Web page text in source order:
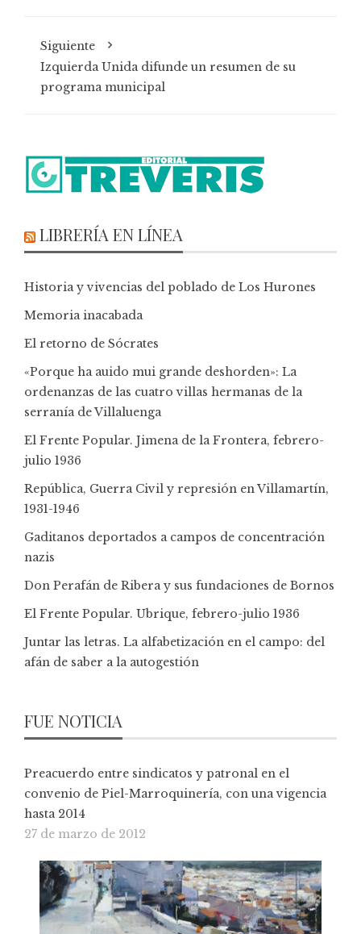
Siguiente
Izquierda Unida difunde un resumen de su
programa municipal
LIBRERÍA EN LÍNEA
Historia y vivencias del poblado de Los Hurones
Memoria inacabada
El retorno de Sócrates
«Porque ha auido mui grande deshorden»: La
ordenanzas de las cuatro villas hermanas de la
serranía de Villaluenga
El Frente Popular. Jimena de la Frontera, febrero-
julio 1936
República, Guerra Civil y represión en Villamartín,
1931-1946
Gaditanos deportados a campos de concentración
nazis
Don Perafán de Ribera y sus fundaciones de Bornos
El Frente Popular. Ubrique, febrero-julio 1936
Juntar las letras. La alfabetización en el campo: del
afán de saber a la autogestión
FUE NOTICIA
Preacuerdo entre sindicatos y patronal en el
convenio de Piel-Marroquinería, con una vigencia
hasta 2014
27 de marzo de 2012